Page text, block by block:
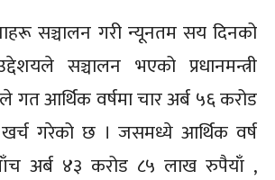
सञ्चालन गरी न्यूनतम सय दिनको
सञ्चालन भएको प्रधानमन्त्री
गत आर्थिक वर्षमा चार अर्ब ५६ करोड
गरेको छ । जसमध्ये आर्थिक वर्ष
अर्ब ४३ करोड ८५ लाख रुपैयाँ ,